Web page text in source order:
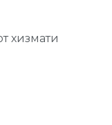
хизмати